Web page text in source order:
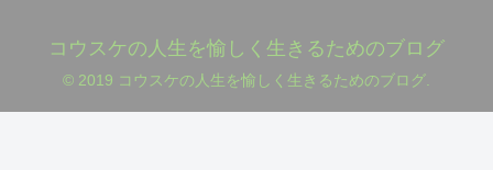
コウスケの人生を愉しく生きるためのブログ
© 2019 コウスケの人生を愉しく生きるためのブログ.